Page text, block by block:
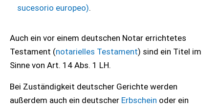
sucesorio europeo).
Auch ein vor einem deutschen Notar errichtetes
Testament (notarielles Testament) sind ein Titel im
Sinne von Art. 14 Abs. 1 LH.
Bei Zuständigkeit deutscher Gerichte werden
außerdem auch ein deutscher Erbschein oder ein